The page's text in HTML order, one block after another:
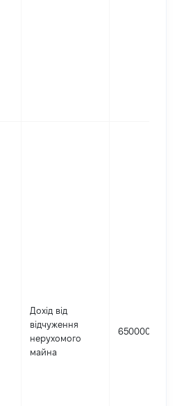
Дохід від
відчуження
нерухомого
майна
650000